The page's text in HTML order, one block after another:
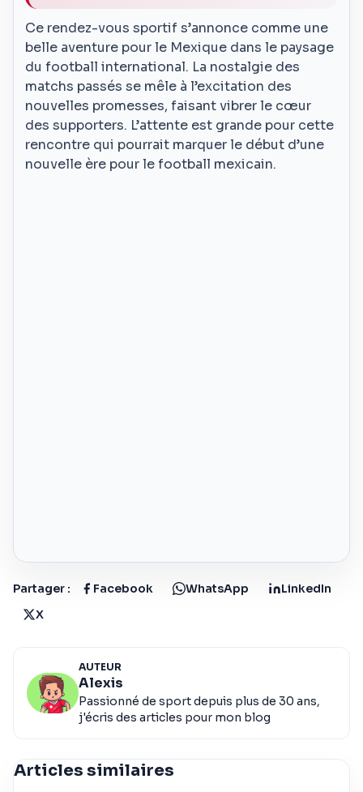
Ce rendez-vous sportif s’annonce comme une
belle aventure pour le Mexique dans le paysage
du football international. La nostalgie des
matchs passés se mêle à l’excitation des
nouvelles promesses, faisant vibrer le cœur
des supporters. L’attente est grande pour cette
rencontre qui pourrait marquer le début d’une
nouvelle ère pour le football mexicain.
Partager : Facebook WhatsApp
LinkedIn
X
AUTEUR
Alexis
Passionné de sport depuis plus de 30 ans,
j'écris des articles pour mon blog
Articles similaires